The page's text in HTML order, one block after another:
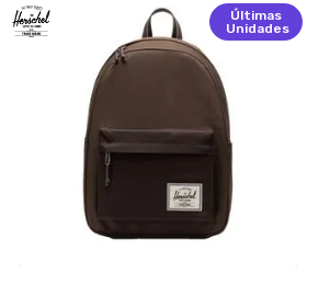
Últimas
Unidades